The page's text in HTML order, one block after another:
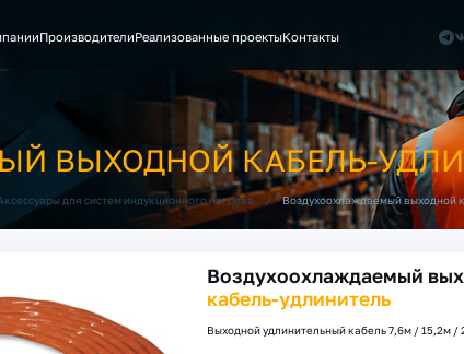
ПроизводителиРеализованные проектыКонтакты
ВЫХОДНОЙ КАБЕЛЬ-
для систем индукционного нагрева / Воздухоохлаждаемый выходной
Воздухоохлаждаемый
кабель-удлинитель
Выходной удлинительный кабель 7,6м / 15,2м /